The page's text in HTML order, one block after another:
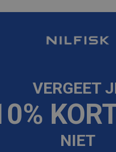
VERGEET
NIET